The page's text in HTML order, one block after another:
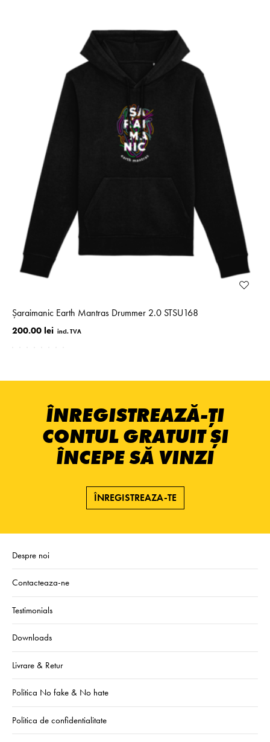
Șaraimanic Earth Mantras Drummer 2.0 STSU168
200.00 lei
ÎNREGISTREAZĂ-ȚI
CONTUL GRATUIT ȘI
ÎNCEPE SĂ VINZI
ÎNREGISTREAZA-TE
Despre noi
Contacteaza-ne
Testimonials
Downloads
Livrare & Retur
Politica No fake & No hate
Politica de confidentialitate